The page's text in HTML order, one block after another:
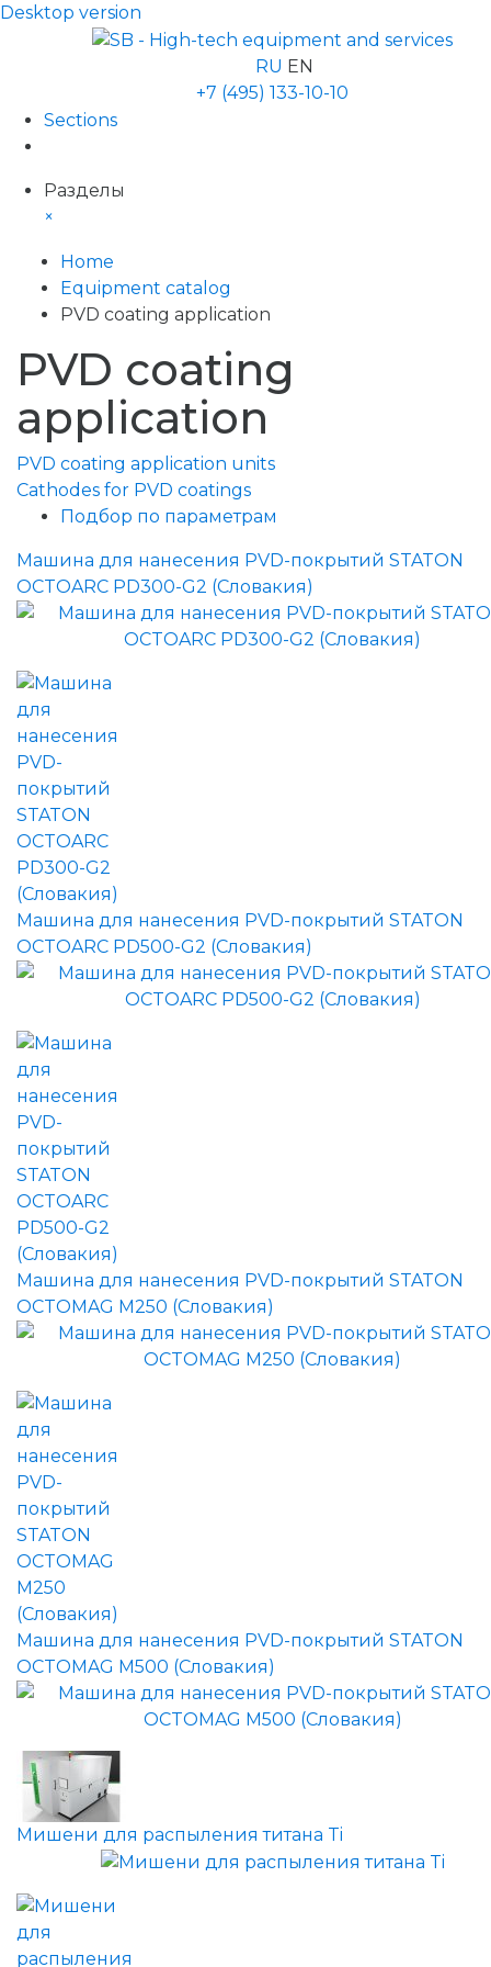
Desktop version
RU EN
+7 (495) 133-10-10
Sections
Разделы
×
Home
Equipment catalog
PVD coating application
PVD coating
application
PVD coating application units
Cathodes for PVD coatings
Подбор по параметрам
Машина для нанесения PVD-покрытий STATON
OCTOARC PD300-G2 (Словакия)
Машина для нанесения PVD-покрытий STATON
OCTOARC PD500-G2 (Словакия)
Машина для нанесения PVD-покрытий STATON
OCTOMAG M250 (Словакия)
Машина для нанесения PVD-покрытий STATON
OCTOMAG M500 (Словакия)
Мишени для распыления титана Ti